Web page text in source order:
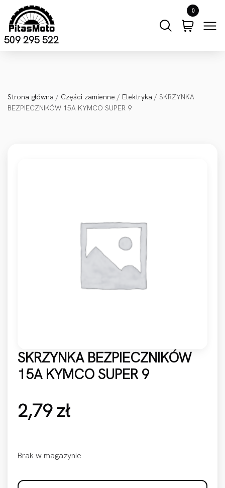
Przejdź do treści
509 295 522
0
Strona główna / Części zamienne / Elektryka / SKRZYNKA
BEZPIECZNIKÓW 15A KYMCO SUPER 9
SKRZYNKA BEZPIECZNIKÓW
15A KYMCO SUPER 9
2,79zł
Brak w magazynie